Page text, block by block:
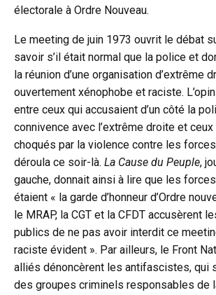
électorale à Ordre Nouveau.
Le meeting de juin 1973 ouvrit le débat
savoir s’il était normal que la police et
la réunion d’une organisation d’extrême
ouvertement xénophobe et raciste.
entre ceux qui accusaient d’un côté la
connivence avec l’extrême droite et
choqués par la violence contre les
déroula ce soir-là. La Cause du Peuple,
gauche, donnait ainsi à lire que les forces
étaient « la garde d’honneur d’Ordre
le MRAP, la CGT et la CFDT accusèrent
publics de ne pas avoir interdit ce
raciste évident ». Par ailleurs, le Front
alliés dénoncèrent les antifascistes, qui
des groupes criminels responsables de